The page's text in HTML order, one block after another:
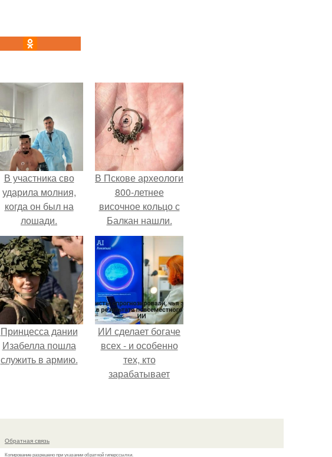
В участника сво
ударила молния,
когда он был на
лошади.
В Пскове археологи
800-летнее
височное кольцо с
Балкан нашли.
Принцесса дании
Изабелла пошла
служить в армию.
ИИ сделает богаче
всех - и особенно
тех, кто
зарабатывает
Обратная связь
Копирование разрешено при указании обратной гиперссылки.